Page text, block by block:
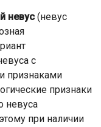
невус (невус
с
признаками
признаки
невуса
при наличии